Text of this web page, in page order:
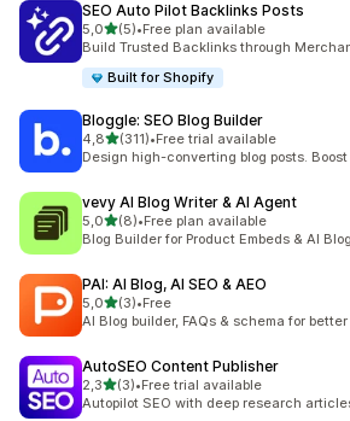
SEO Auto Pilot Backlinks Posts
5,0na 5 gwiazdek
(5)
Łączna liczba recenzji: 5
•Free plan available
Build Trusted Backlinks through
Built for Shopify
Bloggle: SEO Blog Builder
4,8na 5 gwiazdek
(311)
Łączna liczba recenzji: 311
•Free trial available
Design high-converting blog posts.
vevy AI Blog Writer & AI Agent
5,0na 5 gwiazdek
(8)
Łączna liczba recenzji: 8
•Free plan available
Blog Builder for Product Embeds & AI
PAI: AI Blog, AI SEO & AEO
5,0na 5 gwiazdek
(3)
Łączna liczba recenzji: 3
•Free
AI Blog builder, FAQs & schema for
AutoSEO Content Publisher
2,3na 5 gwiazdek
(3)
Łączna liczba recenzji: 3
•Free trial available
Autopilot SEO with deep research